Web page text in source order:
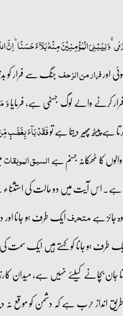
وَ لِیُبۡلِیَ الۡمُؤۡمِنِیۡنَ مِنۡہُ بَلَآءً حَسَنًا ؕ اِنَّ
اورفرار من الزحفجنگ سے فرار کو
والے لوگ جہنمی ہے، فرمایاوَ
ہے پیٹھ پھیر دیتا ہے توفَقَدۡ بَآءَ بِغَضَبٍ
کا ٹھکانہ جہنم ہےالسبق الموبقات
اس آیت میں دو حالت کی استثناء
جائز ہےمتحرفایک طرف ہو جانا
ہو جانا کو کہتے ہیں ایک سمت
بچانے کیلئے نہیں ہے، میدان
انداز حرب ہے کہ دشمن کو موقع